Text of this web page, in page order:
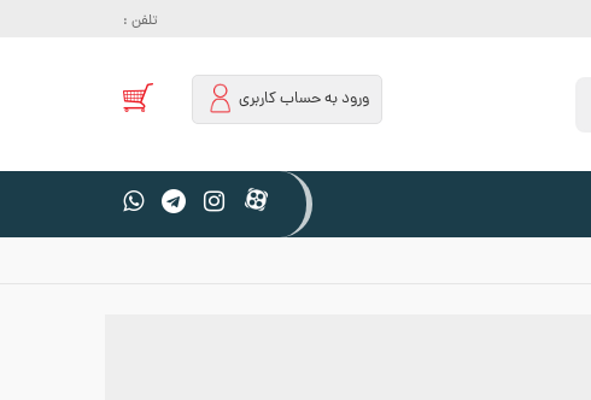
تلفن :
ورود به حساب کاربری